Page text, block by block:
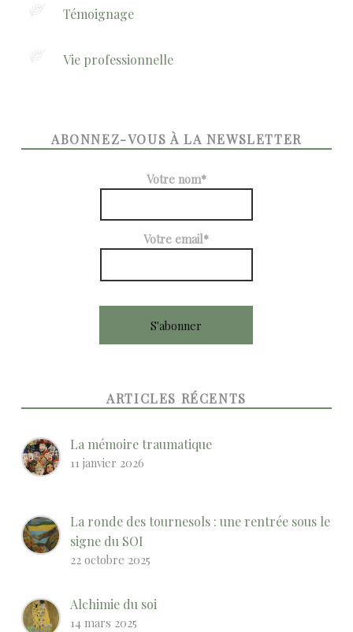
Témoignage
Vie professionnelle
ABONNEZ-VOUS À LA NEWSLETTER
Votre nom*
Votre email*
ARTICLES RÉCENTS
La mémoire traumatique
11 janvier 2026
La ronde des tournesols : une rentrée sous le
signe du SOI
22 octobre 2025
Alchimie du soi
14 mars 2025